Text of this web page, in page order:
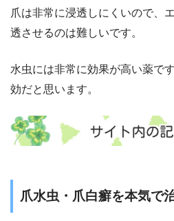
爪は非常に浸透しにくいので、
透させるのは難しいです。
水虫には非常に効果が高い薬で
効だと思います。
爪水虫・爪白癬を本気で